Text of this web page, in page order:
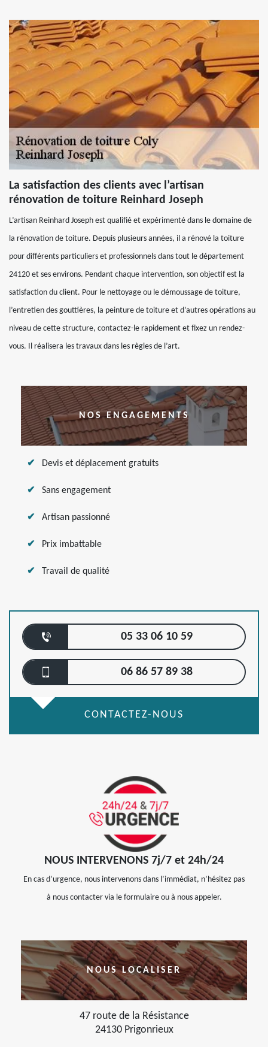
La satisfaction des clients avec l’artisan
rénovation de toiture Reinhard Joseph
L’artisan Reinhard Joseph est qualifié et expérimenté dans le domaine de
la rénovation de toiture. Depuis plusieurs années, il a rénové la toiture
pour différents particuliers et professionnels dans tout le département
24120 et ses environs. Pendant chaque intervention, son objectif est la
satisfaction du client. Pour le nettoyage ou le démoussage de toiture,
l’entretien des gouttières, la peinture de toiture et d’autres opérations au
niveau de cette structure, contactez-le rapidement et fixez un rendez-
vous. Il réalisera les travaux dans les règles de l’art.
NOS ENGAGEMENTS
Devis et déplacement gratuits
Sans engagement
Artisan passionné
Prix imbattable
Travail de qualité
05 33 06 10 59
06 86 57 89 38
CONTACTEZ-NOUS
NOUS INTERVENONS 7j/7 et 24h/24
En cas d’urgence, nous intervenons dans l’immédiat, n’hésitez pas
à nous contacter via le formulaire ou à nous appeler.
NOUS LOCALISER
47 route de la Résistance
24130 Prigonrieux